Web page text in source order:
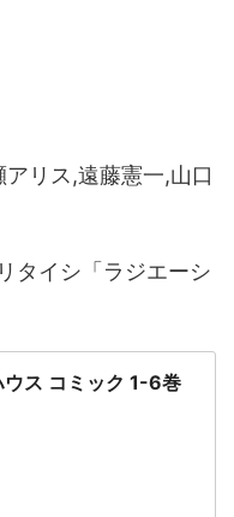
アリス,遠藤憲一,山口
タイシ「ラジエーシ
ス コミック 1-6巻